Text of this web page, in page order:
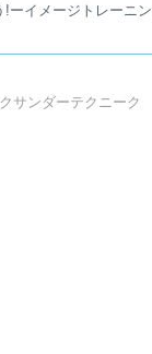
ーイメージトレーニン
サンダーテクニーク